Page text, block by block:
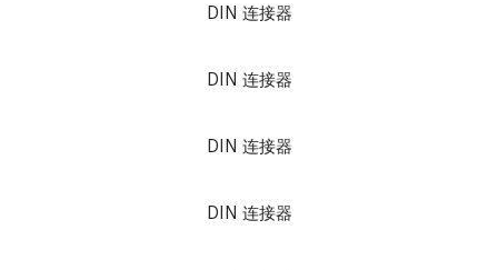
DIN 连接器
DIN 连接器
DIN 连接器
DIN 连接器